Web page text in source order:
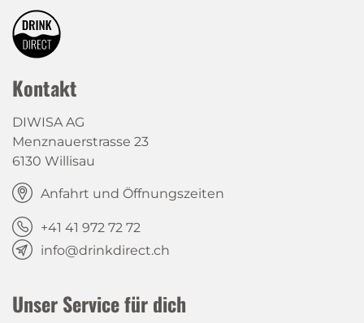
Kontakt
DIWISA AG
Menznauerstrasse 23
6130 Willisau
Anfahrt und Öffnungszeiten
+41 41 972 72 72
info@drinkdirect.ch
Unser Service für dich